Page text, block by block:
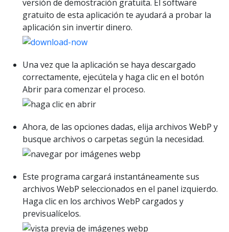
versión de demostración gratuita. El software
gratuito de esta aplicación te ayudará a probar la
aplicación sin invertir dinero.
Una vez que la aplicación se haya descargado
correctamente, ejecútela y haga clic en el botón
Abrir para comenzar el proceso.
Ahora, de las opciones dadas, elija archivos WebP y
busque archivos o carpetas según la necesidad.
Este programa cargará instantáneamente sus
archivos WebP seleccionados en el panel izquierdo.
Haga clic en los archivos WebP cargados y
previsualícelos.